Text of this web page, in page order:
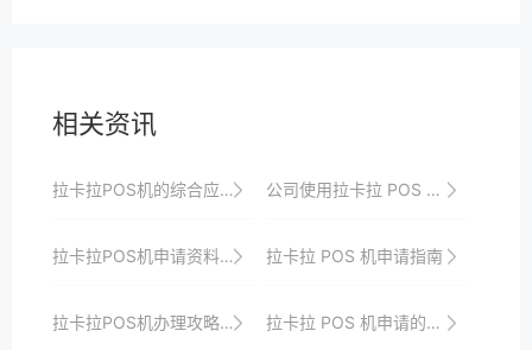
相关资讯
拉卡拉POS机的综合应用案例分析与经验总结 公司使用拉卡拉 POS 机的战略规划
拉卡拉POS机申请资料全解析，轻松应对审核 拉卡拉 POS 机申请指南
拉卡拉POS机办理攻略：解决支付难题的 拉卡拉 POS 机申请的支付方式分析